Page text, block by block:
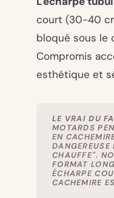
court (30-40
bloqué sous le
Compromis
esthétique et
LE VRAI DU
MOTARDS
EN
CHAUFFE".
FORMAT
ÉCHARPE
CACHEMIRE